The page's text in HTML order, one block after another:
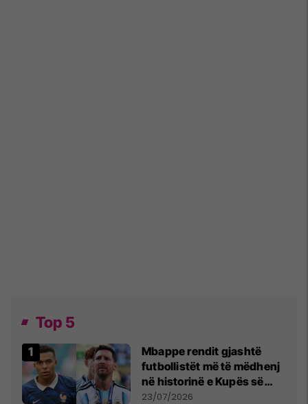
Top 5
Mbappe rendit gjashtë
futbollistët më të mëdhenj
në historinë e Kupës së
Botës, Messi mbetet i dyti
23/07/2026